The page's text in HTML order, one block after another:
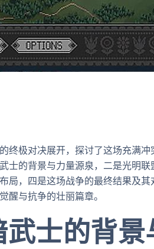
终极对决展开，探讨了这场充满
士的背景与力量源泉，二是光明
局，四是这场战争的最终结果及
醒与抗争的壮丽篇章。
士的背景